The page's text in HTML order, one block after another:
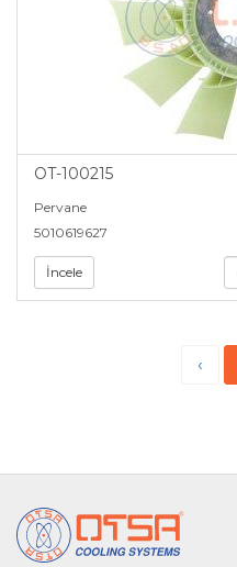
OT-100215
Pervane
5010619627
İncele
‹